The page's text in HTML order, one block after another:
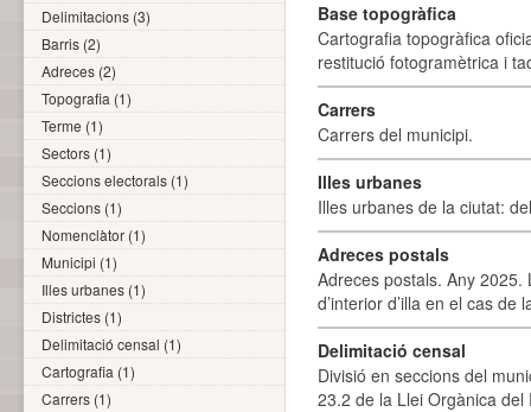
Base topogràfica
Cartografia topogràfica
restitució fotogramètrica i
Carrers
Carrers del municipi.
Illes urbanes
Illes urbanes de la ciutat:
Adreces postals
Adreces postals. Any 2025.
d’interior d’illa en el cas
Delimitació censal
Divisió en seccions del
23.2 de la Llei Orgànica
Delimitacions (3)
Barris (2)
Adreces (2)
Topografia (1)
Terme (1)
Sectors (1)
Seccions electorals (1)
Seccions (1)
Nomenclàtor (1)
Municipi (1)
Illes urbanes (1)
Districtes (1)
Delimitació censal (1)
Cartografia (1)
Carrers (1)